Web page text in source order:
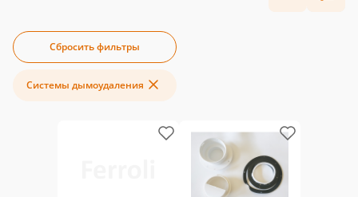
Сбросить фильтры
Системы дымоудаления